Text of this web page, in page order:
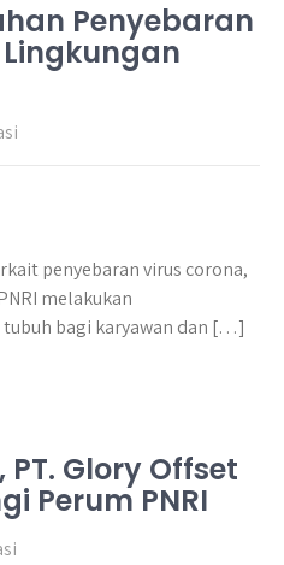
Penyebaran
penyebaran virus corona,
melakukan
bagi karyawan dan […]
Glory Offset
Perum PNRI